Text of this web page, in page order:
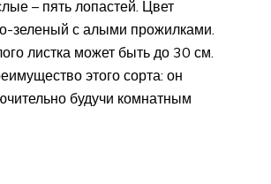
– пять лопастей. Цвет
зеленый с алыми прожилками.
листка может быть до 30 см.
этого сорта: он
будучи комнатным